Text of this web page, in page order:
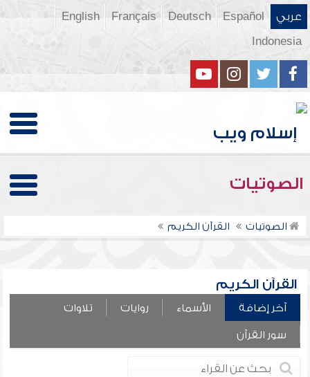
عربي Español
Deutsch
Français
English
Indonesia
الصوتيات
الصوتيات القرآن الكريم
القرآن الكريم
آخر إضافة الأسماء روايات تلاوات
سور القرآن